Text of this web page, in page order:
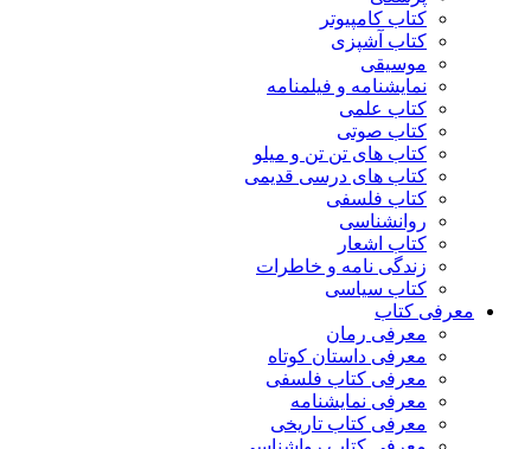
کتاب کامپیوتر
کتاب آشپزی
موسیقی
نمایشنامه و فیلمنامه
کتاب علمی
کتاب صوتی
کتاب های تن تن و میلو
کتاب های درسی قدیمی
کتاب فلسفی
روانشناسی
کتاب اشعار
زندگی نامه و خاطرات
کتاب سیاسی
معرفی کتاب
معرفی رمان
معرفی داستان کوتاه
معرفی کتاب فلسفی
معرفی نمایشنامه
معرفی کتاب تاریخی